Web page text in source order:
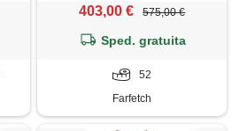
403,00 € 575,00 €
Sped. gratuita
52
Farfetch